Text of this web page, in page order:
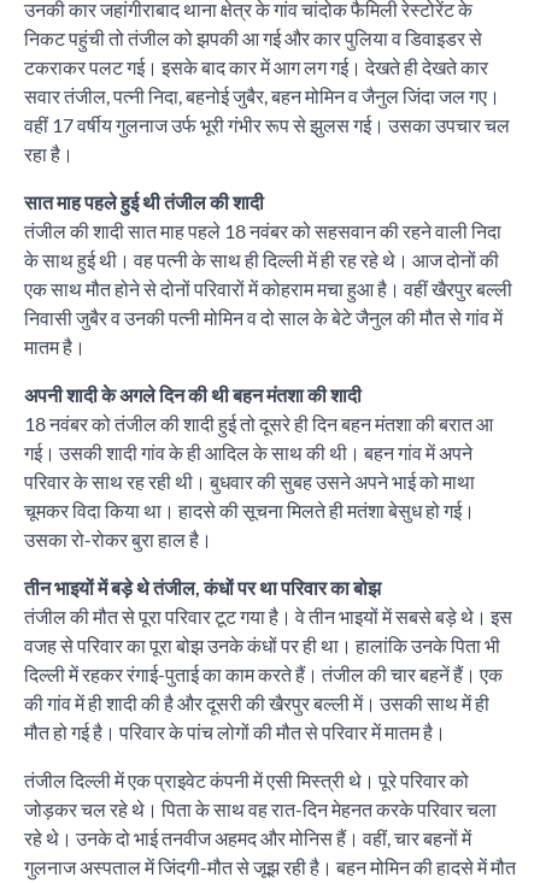
उनकी कार जहांगीराबाद थाना क्षेत्र के गांव चांदोक फैमिली रेस्टोरेंट के
निकट पहुंची तो तंजील को झपकी आ गई और कार पुलिया व डिवाइडर से
टकराकर पलट गई। इसके बाद कार में आग लग गई। देखते ही देखते कार
सवार तंजील, पत्नी निदा, बहनोई जुबैर, बहन मोमिन व जैनुल जिंदा जल गए।
वहीं 17 वर्षीय गुलनाज उर्फ भूरी गंभीर रूप से झुलस गई। उसका उपचार चल
रहा है।
सात माह पहले हुई थी तंजील की शादी
तंजील की शादी सात माह पहले 18 नवंबर को सहसवान की रहने वाली निदा
के साथ हुई थी। वह पत्नी के साथ ही दिल्ली में ही रह रहे थे। आज दोनों की
एक साथ मौत होने से दोनों परिवारों में कोहराम मचा हुआ है। वहीं खैरपुर बल्ली
निवासी जुबैर व उनकी पत्नी मोमिन व दो साल के बेटे जैनुल की मौत से गांव में
मातम है।
अपनी शादी के अगले दिन की थी बहन मंतशा की शादी
18 नवंबर को तंजील की शादी हुई तो दूसरे ही दिन बहन मंतशा की बरात आ
गई। उसकी शादी गांव के ही आदिल के साथ की थी। बहन गांव में अपने
परिवार के साथ रह रही थी। बुधवार की सुबह उसने अपने भाई को माथा
चूमकर विदा किया था। हादसे की सूचना मिलते ही मतंशा बेसुध हो गई।
उसका रो-रोकर बुरा हाल है।
तीन भाइयों में बड़े थे तंजील, कंधों पर था परिवार का बोझ
तंजील की मौत से पूरा परिवार टूट गया है। वे तीन भाइयों में सबसे बड़े थे। इस
वजह से परिवार का पूरा बोझ उनके कंधों पर ही था। हालांकि उनके पिता भी
दिल्ली में रहकर रंगाई-पुताई का काम करते हैं। तंजील की चार बहनें हैं। एक
की गांव में ही शादी की है और दूसरी की खैरपुर बल्ली में। उसकी साथ में ही
मौत हो गई है। परिवार के पांच लोगों की मौत से परिवार में मातम है।
तंजील दिल्ली में एक प्राइवेट कंपनी में एसी मिस्त्री थे। पूरे परिवार को
जोड़कर चल रहे थे। पिता के साथ वह रात-दिन मेहनत करके परिवार चला
रहे थे। उनके दो भाई तनवीज अहमद और मोनिस हैं। वहीं, चार बहनों में
गुलनाज अस्पताल में जिंदगी-मौत से जूझ रही है। बहन मोमिन की हादसे में मौत